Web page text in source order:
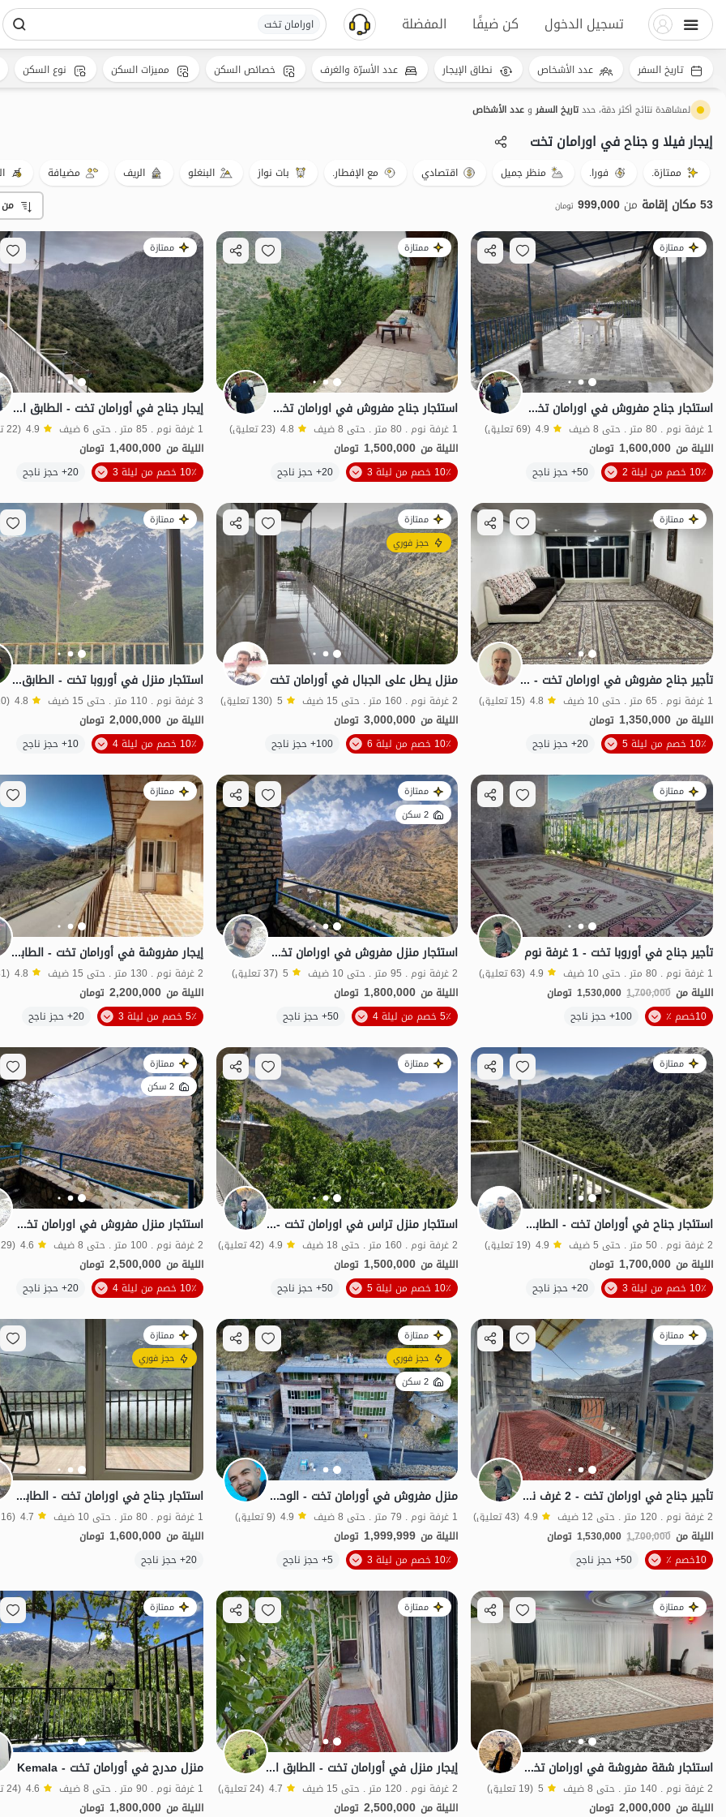
تسجيل الدخول كن ضيفًا المفضلة اورامان تخت
لمشاهدة نتائج أكثر دقة، حددتاريخ السفروعدد الأشخاص
إيجار فيلا و جناح في اورامان تخت
ممتازة. فورا. منظر جميل اقتصادي مع الإفطار. بات نواز البنغلو الريف مضيافة
53 مكان إقامة من 999,000 تومان
ممتازة
استئجار جناح مفروش في اورامان تخت - الطابق 3
1 غرفة نوم . 80 متر . حتى 8 ضيف 4.9 (69 تعليق)
الليلة من 1,600,000 تومان
10٪ خصم من ليلة 2
50+ حجز ناجح منظر جميل الموقع على الخريطة
ممتازة
استئجار جناح مفروش في اورامان تخت - الطابق الأول
1 غرفة نوم . 80 متر . حتى 8 ضيف 4.8 (23 تعليق)
الليلة من 1,500,000 تومان
10٪ خصم من ليلة 3
20+ حجز ناجح منظر جميل اقتصادي
ممتازة
إيجار جناح في أورامان تخت - الطابق الأرضي
1 غرفة نوم . 85 متر . حتى 6 ضيف 4.9 (22 تعليق)
الليلة من 1,400,000 تومان
10٪ خصم من ليلة 3
20+ حجز ناجح
ممتازة
تأجير جناح مفروش في اورامان تخت - الطابق الثاني
1 غرفة نوم . 65 متر . حتى 10 ضيف 4.8 (15 تعليق)
الليلة من 1,350,000 تومان
10٪ خصم من ليلة 5
20+ حجز ناجح اقتصادي الموقع على الخريطة
ممتازة
حجز فوري
منزل يطل على الجبال في أورامان تخت
2 غرفة نوم . 160 متر . حتى 15 ضيف 5 (130 تعليق)
الليلة من 3,000,000 تومان
10٪ خصم من ليلة 6
100+ حجز ناجح منظر جميل
ممتازة
استئجار منزل في أوروبا تخت - الطابق السفلي
3 غرفة نوم . 110 متر . حتى 15 ضيف 4.8 (10 تعليق)
الليلة من 2,000,000 تومان
10٪ خصم من ليلة 4
10+ حجز ناجح
ممتازة
تأجير جناح في أوروبا تخت - 1 غرفة نوم
1 غرفة نوم . 80 متر . حتى 10 ضيف 4.9 (63 تعليق)
الليلة من 1,700,000
1,530,000 تومان
10خصم ٪
100+ حجز ناجح منظر جميل الموقع على الخريطة
ممتازة
2 سكن
استئجار منزل مفروش في اورامان تخت - الطابق 2
2 غرفة نوم . 95 متر . حتى 10 ضيف 5 (37 تعليق)
الليلة من 1,800,000 تومان
5٪ خصم من ليلة 4
50+ حجز ناجح منظر جميل
ممتازة
إيجار مفروشة في أورامان تخت - الطابق الثاني
2 غرفة نوم . 130 متر . حتى 15 ضيف 4.8 (31 تعليق)
الليلة من 2,200,000 تومان
5٪ خصم من ليلة 3
20+ حجز ناجح
ممتازة
استئجار جناح في أورامان تخت - الطابق الثاني
2 غرفة نوم . 50 متر . حتى 5 ضيف 4.9 (19 تعليق)
الليلة من 1,700,000 تومان
10٪ خصم من ليلة 3
20+ حجز ناجح الموقع على الخريطة
ممتازة
استئجار منزل تراس في اورامان تخت - الطابق 2
2 غرفة نوم . 160 متر . حتى 18 ضيف 4.9 (42 تعليق)
الليلة من 1,500,000 تومان
10٪ خصم من ليلة 5
50+ حجز ناجح منظر جميل اقتصادي
ممتازة
2 سكن
استئجار منزل مفروش في اورامان تخت - الطابق 4
2 غرفة نوم . 100 متر . حتى 8 ضيف 4.6 (29 تعليق)
الليلة من 2,500,000 تومان
10٪ خصم من ليلة 4
20+ حجز ناجح
ممتازة
تأجير جناح في اورامان تخت - 2 غرف نوم
2 غرفة نوم . 120 متر . حتى 12 ضيف 4.9 (43 تعليق)
الليلة من 1,700,000
1,530,000 تومان
10خصم ٪
50+ حجز ناجح منظر جميل الموقع على الخريطة
ممتازة
حجز فوري
2 سكن
منزل مفروش في أورامان تخت - الوحدة 4
1 غرفة نوم . 79 متر . حتى 8 ضيف 4.9 (9 تعليق)
الليلة من 1,999,999 تومان
10٪ خصم من ليلة 3
5+ حجز ناجح الموقع على الخريطة
ممتازة
حجز فوري
استئجار جناح في اورامان تخت - الطابق الأول
1 غرفة نوم . 80 متر . حتى 10 ضيف 4.7 (16 تعليق)
الليلة من 1,600,000 تومان
20+ حجز ناجح
ممتازة
استئجار شقة مفروشة في اورامان تخت - الطابق الثاني
2 غرفة نوم . 140 متر . حتى 8 ضيف 5 (19 تعليق)
الليلة من 2,000,000 تومان
ممتازة
إيجار منزل في أورامان تخت - الطابق الثاني
2 غرفة نوم . 120 متر . حتى 15 ضيف 4.7 (24 تعليق)
الليلة من 2,500,000 تومان
ممتازة
منزل مدرج في أورامان تخت - Kemala
1 غرفة نوم . 90 متر . حتى 8 ضيف 4.6 (24 تعليق)
الليلة من 1,800,000 تومان
تاريخ السفر عدد الأشخاص نطاق الإيجار عدد الأسرّة والغرف خصائص السكن مميزات السكن نوع السكن